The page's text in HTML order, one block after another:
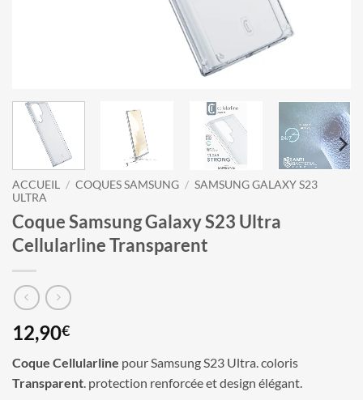
ACCUEIL / COQUES SAMSUNG / SAMSUNG GALAXY S23
ULTRA
Coque Samsung Galaxy S23 Ultra
Cellularline Transparent
12,90€
Coque Cellularline pour Samsung S23 Ultra. coloris
Transparent. protection renforcée et design élégant.